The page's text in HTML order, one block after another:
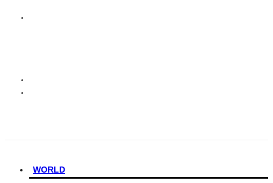
WORLD